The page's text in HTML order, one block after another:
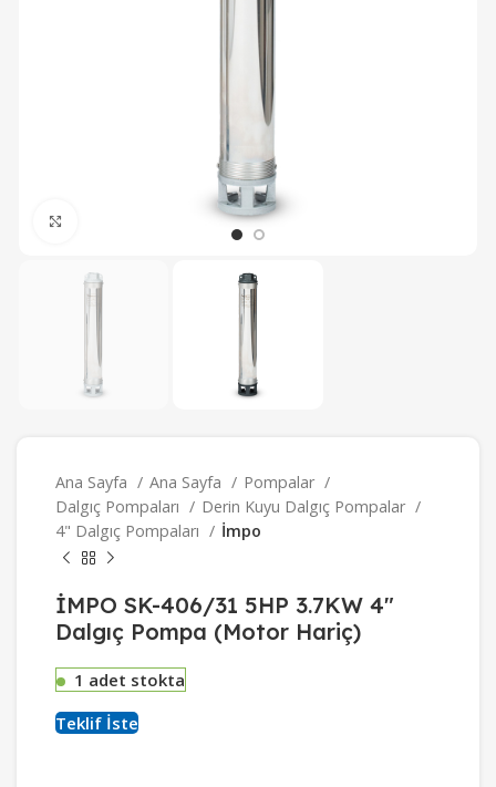
Büyütmek için tıklayın
Ana Sayfa Ana Sayfa
Pompalar
Dalgıç Pompaları
Derin Kuyu Dalgıç Pompalar
4" Dalgıç Pompaları
İmpo
İMPO SK-406/31 5HP 3.7KW 4″
Dalgıç Pompa (Motor Hariç)
1 adet stokta
Teklif İste